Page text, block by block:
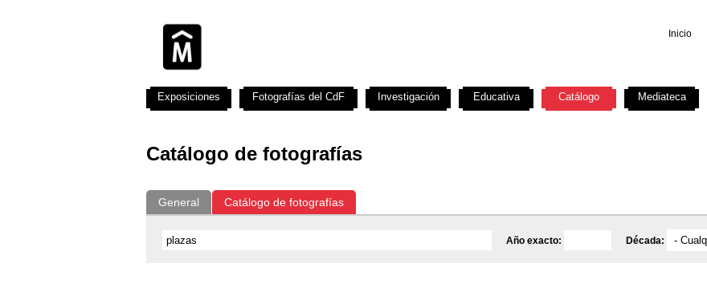
Inicio
Catálogo de fotografías
General Catálogo de fotografías
Año exacto: Década:
Exposiciones Fotografías del CdF Investigación Educativa Catálogo Mediateca